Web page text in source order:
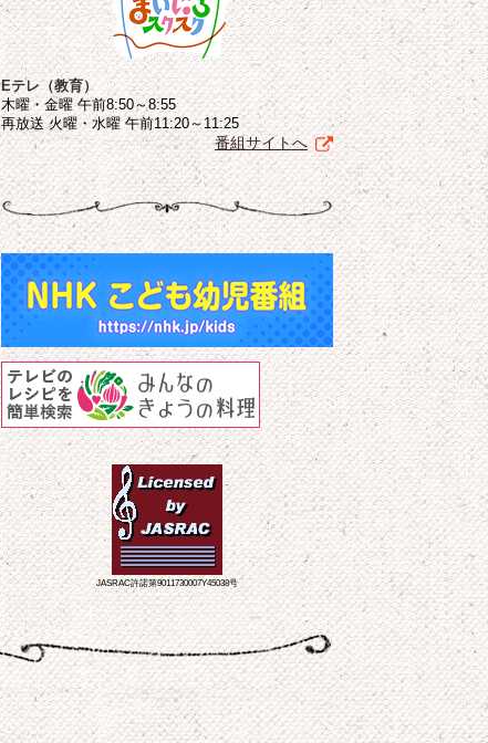
Eテレ（教育）
木曜・金曜 午前8:50～8:55
再放送 火曜・水曜 午前11:20～11:25
番組サイトへ
JASRAC許諾第9011730007Y45038号